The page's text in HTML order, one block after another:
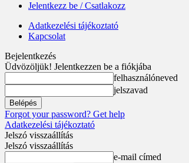
Jelentkezz be / Csatlakozz
Adatkezelési tájékoztató
Kapcsolat
Bejelentkezés
Üdvözöljük! Jelentkezzen be a fiókjába
felhasználóneved
jelszavad
Forgot your password? Get help
Adatkezelési tájékoztató
Jelszó visszaállítás
Jelszó visszaállítás
e-mail címed